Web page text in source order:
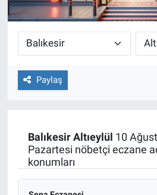
Paylaş
Balıkesir Altıeylül 10
Pazartesi nöbetçi eczane
konumları